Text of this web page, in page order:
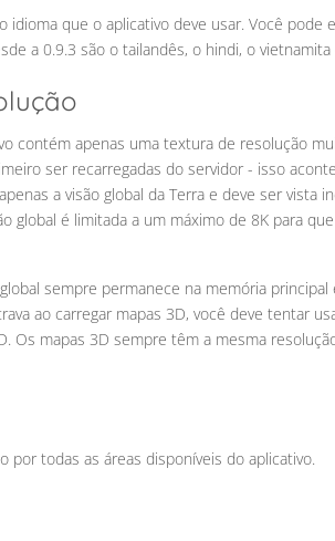
idioma que o aplicativo deve usar. Você
a 0.9.3 são o tailandês, o hindi, o
contém apenas uma textura de resolução
ser recarregadas do servidor - isso
a visão global da Terra e deve ser
global é limitada a um máximo de 8K para
sempre permanece na memória
ao carregar mapas 3D, você deve tentar
Os mapas 3D sempre têm a mesma
por todas as áreas disponíveis do aplicativo.